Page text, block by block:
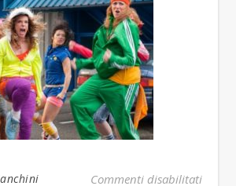
Commenti disabilitatisu